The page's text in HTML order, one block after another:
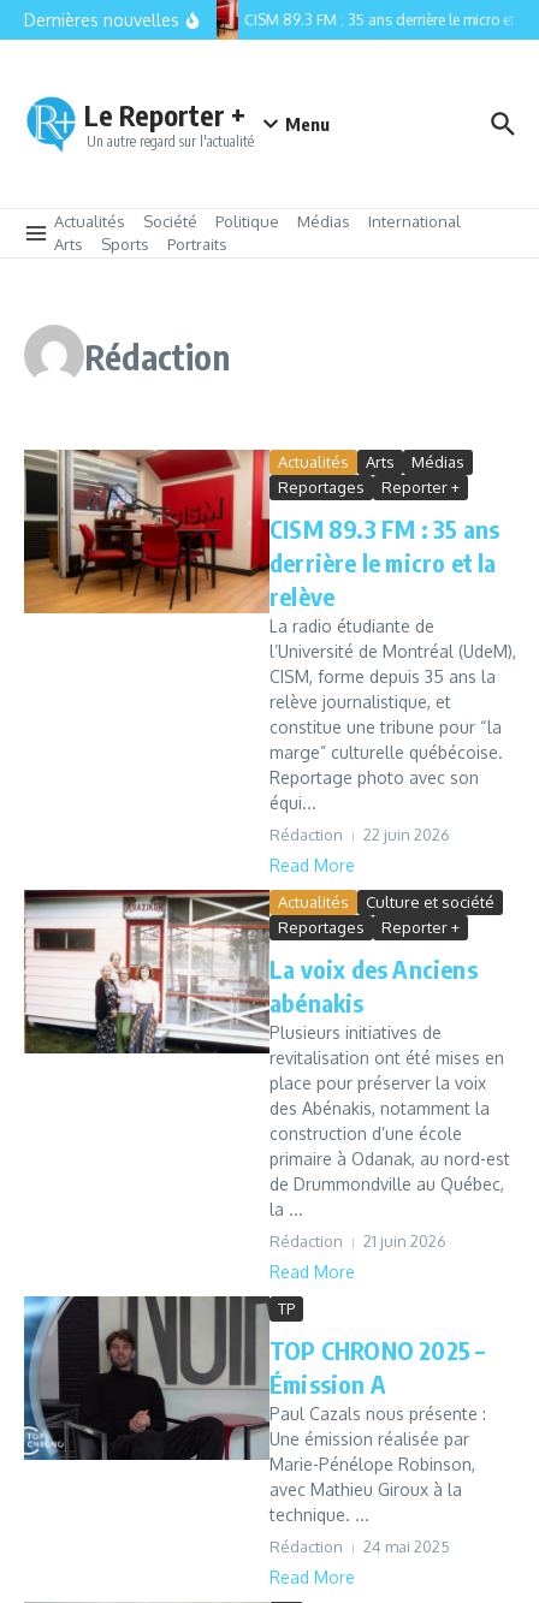
Aller au contenu
Dernières nouvelles CISM 89.3 FM : 35 ans derrière le micro et la
Le Reporter +
Un autre regard sur l'actualité
Menu
Actualités Société Politique Médias
International
Arts
Sports Portraits
Rédaction
Actualités Arts
Médias
Reportages
Reporter +
CISM 89.3 FM : 35 ans
derrière le micro et la
relève
La radio étudiante de
l’Université de Montréal (UdeM),
CISM, forme depuis 35 ans la
relève journalistique, et
constitue une tribune pour “la
marge” culturelle québécoise.
Reportage photo avec son
équi...
Rédaction 22 juin 2026
Read More
Actualités
Culture et société
Reportages
Reporter +
La voix des Anciens
abénakis
Plusieurs initiatives de
revitalisation ont été mises en
place pour préserver la voix
des Abénakis, notamment la
construction d’une école
primaire à Odanak, au nord-est
de Drummondville au Québec,
la ...
Rédaction 21 juin 2026
Read More
TP
TOP CHRONO 2025 –
Émission A
Paul Cazals nous présente :
Une émission réalisée par
Marie-Pénélope Robinson,
avec Mathieu Giroux à la
technique. ...
Rédaction 24 mai 2025
Read More